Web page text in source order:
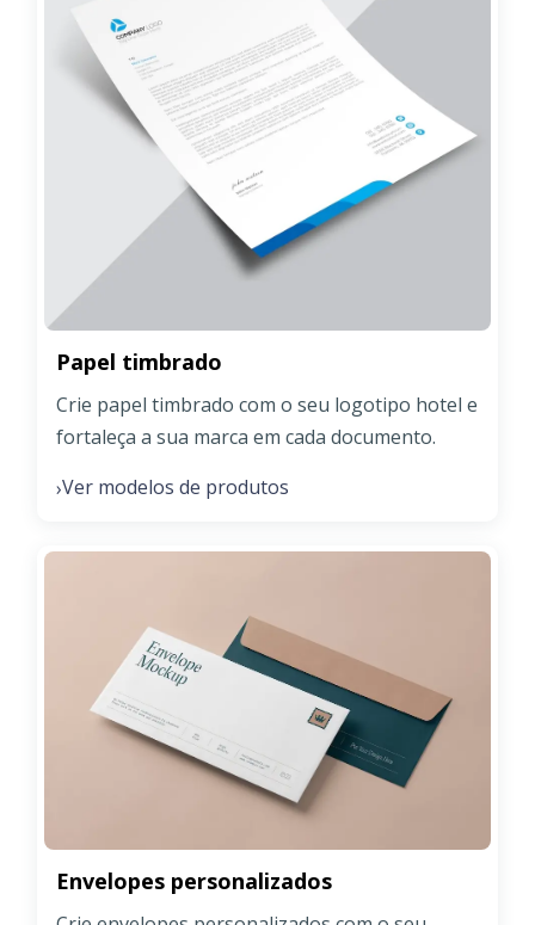
Papel timbrado
Crie papel timbrado com o seu logotipo hotel e
fortaleça a sua marca em cada documento.
›Ver modelos de produtos
Envelopes personalizados